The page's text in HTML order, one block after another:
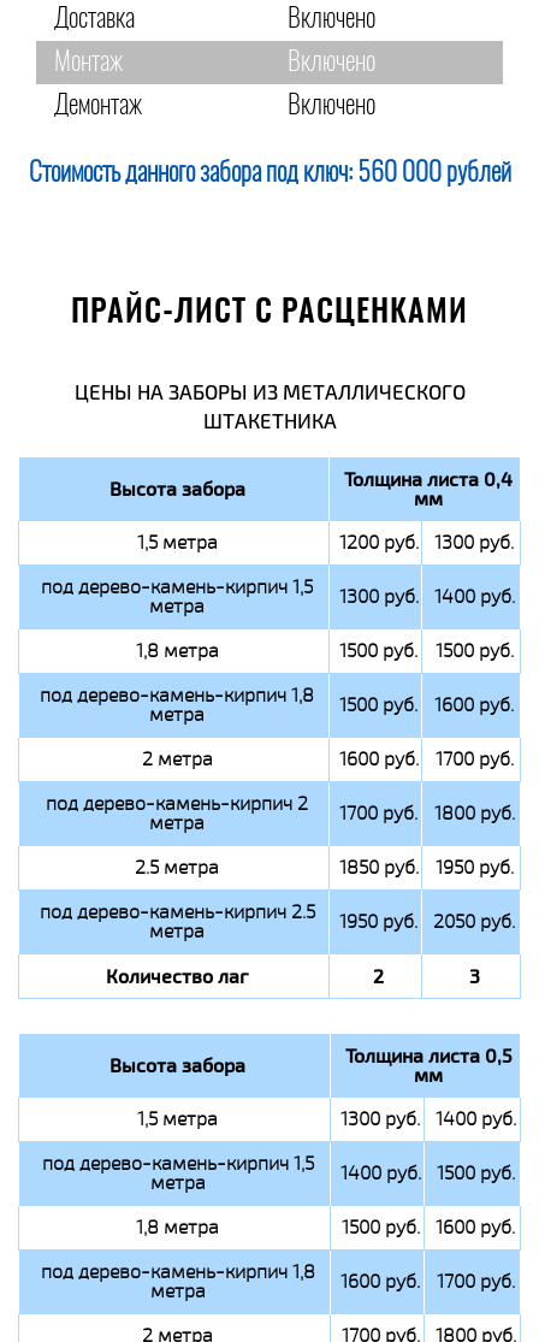
Доставка
Включено
Монтаж
Включено
Демонтаж
Включено
Стоимость данного забора под ключ: 560 000 рублей
ПРАЙС-ЛИСТ С РАСЦЕНКАМИ
ЦЕНЫ НА ЗАБОРЫ ИЗ МЕТАЛЛИЧЕСКОГО
ШТАКЕТНИКА
Высота забора Толщина листа 0,4
мм
1,5 метра 1200 руб.
1300 руб.
под дерево-камень-кирпич 1,5
метра 1300 руб. 1400 руб.
1,8 метра 1500 руб.
1500 руб.
под дерево-камень-кирпич 1,8
метра 1500 руб. 1600 руб.
2 метра 1600 руб.
1700 руб.
под дерево-камень-кирпич 2
метра 1700 руб. 1800 руб.
2.5 метра 1850 руб.
1950 руб.
под дерево-камень-кирпич 2.5
метра 1950 руб. 2050 руб.
Количество лаг 2 3
Высота забора Толщина листа 0,5
мм
1,5 метра 1300 руб.
1400 руб.
под дерево-камень-кирпич 1,5
метра 1400 руб. 1500 руб.
1,8 метра 1500 руб.
1600 руб.
под дерево-камень-кирпич 1,8
метра 1600 руб. 1700 руб.
2 метра 1700 руб.
1800 руб.